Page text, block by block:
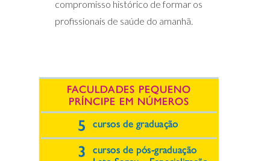
compromisso histórico de formar os
profissionais de saúde do amanhã.